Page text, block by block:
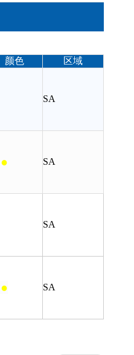
颜色 区域
SA
● SA
SA
● SA